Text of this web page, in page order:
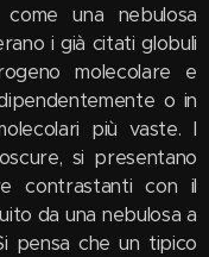
una nebulosa
i già citati globuli
molecolare e
o in
più vaste. I
si presentano
contrastanti con il
da una nebulosa a
pensa che un tipico